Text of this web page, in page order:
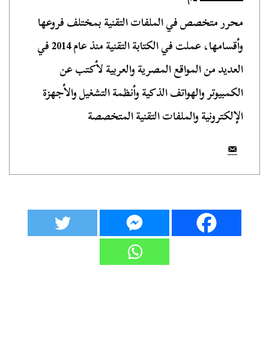
محرر متخصص في الملفات التقنية بمختلف فروعها
وأقسامها، عملت في الكتابة التقنية منذ عام 2014 في
العديد من المواقع المصرية والعربية لأكتب عن
الكمبيوتر والهواتف الذكية وأنظمة التشغيل والأجهزة
الإلكترونية والملفات التقنية المتخصصة